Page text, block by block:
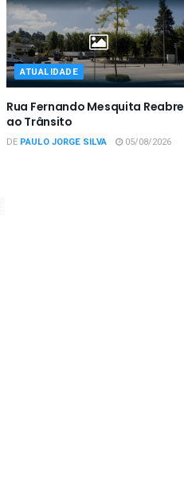
ATUALIDADE
Rua Fernando Mesquita Reabre
ao Trânsito
DE PAULO JORGE SILVA 05/08/2026